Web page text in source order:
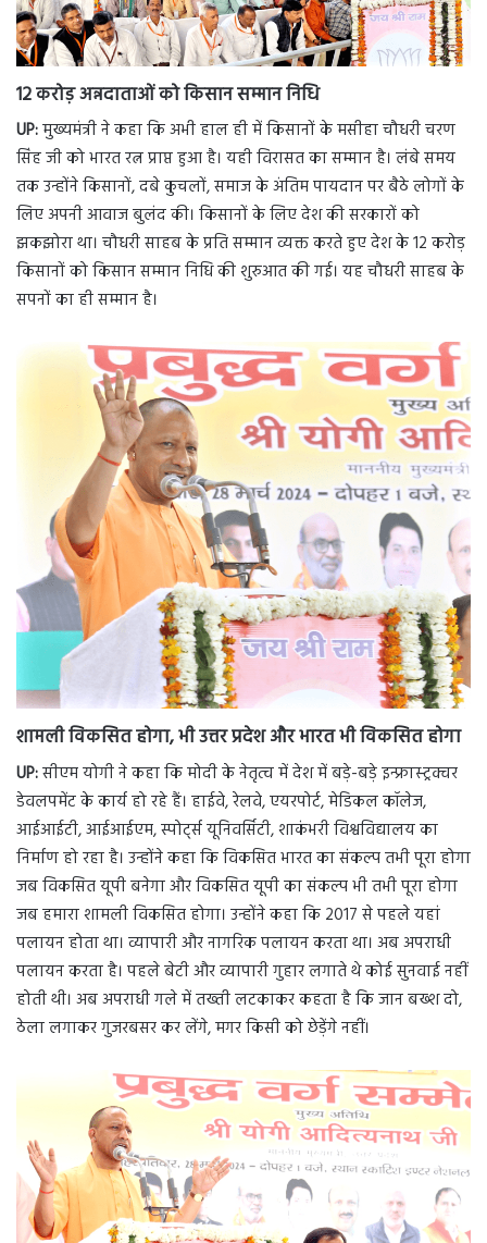
12 करोड़ अन्नदाताओं को किसान सम्मान निधि
UP:मुख्यमंत्री ने कहा कि अभी हाल ही में किसानों के मसीहा चौधरी चरण
सिंह जी को भारत रत्न प्राप्त हुआ है। यही विरासत का सम्मान है। लंबे समय
तक उन्होंने किसानों, दबे कुचलों, समाज के अंतिम पायदान पर बैठे लोगों के
लिए अपनी आवाज बुलंद की। किसानों के लिए देश की सरकारों को
झकझोरा था। चौधरी साहब के प्रति सम्मान व्यक्त करते हुए देश के 12 करोड़
किसानों को किसान सम्मान निधि की शुरुआत की गई। यह चौधरी साहब के
सपनों का ही सम्मान है।
शामली विकसित होगा, भी उत्तर प्रदेश और भारत भी विकसित होगा
UP:सीएम योगी ने कहा कि मोदी के नेतृत्व में देश में बड़े-बड़े इन्फ्रास्ट्रक्चर
डेवलपमेंट के कार्य हो रहे हैं। हाईवे, रेलवे, एयरपोर्ट, मेडिकल कॉलेज,
आईआईटी, आईआईएम, स्पोर्ट्स यूनिवर्सिटी, शाकंभरी विश्वविद्यालय का
निर्माण हो रहा है। उन्होंने कहा कि विकसित भारत का संकल्प तभी पूरा होगा
जब विकसित यूपी बनेगा और विकसित यूपी का संकल्प भी तभी पूरा होगा
जब हमारा शामली विकसित होगा। उन्होंने कहा कि 2017 से पहले यहां
पलायन होता था। व्यापारी और नागरिक पलायन करता था। अब अपराधी
पलायन करता है। पहले बेटी और व्यापारी गुहार लगाते थे कोई सुनवाई नहीं
होती थी। अब अपराधी गले में तख्ती लटकाकर कहता है कि जान बख्श दो,
ठेला लगाकर गुजरबसर कर लेंगे, मगर किसी को छेड़ेंगे नहीं।